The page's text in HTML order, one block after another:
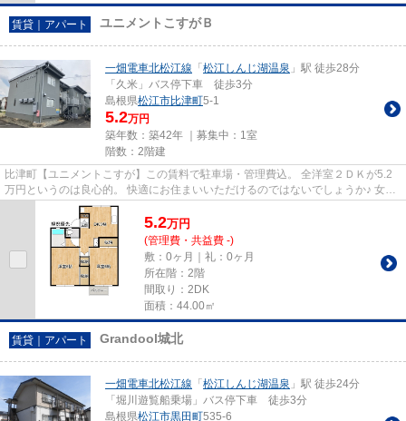
賃貸｜アパート ユニメントこすがＢ
一畑電車北松江線 「 松江しんじ湖温泉 」駅 徒歩28分
「久米」バス停下車 徒歩3分
島根県松江市比津町5-1
5.2万円
築年数：築42年 ｜募集中： 1室
階数：2階建
比津町【ユニメントこすが】この賃料で駐車場・管理費込。 全洋室２ＤＫが5.2
万円というのは良心的。 快適にお住まいいただけるのではないでしょうか♪ 女性
に嬉しいシャワーヘッド付の...
5.2万円
(管理費・共益費 -)
敷：0ヶ月｜礼：0ヶ月
所在階：2階
間取り：2DK
面積：44.00㎡
賃貸｜アパート Grandool城北
一畑電車北松江線 「 松江しんじ湖温泉 」駅 徒歩24分
「堀川遊覧船乗場」バス停下車 徒歩3分
島根県松江市黒田町535-6